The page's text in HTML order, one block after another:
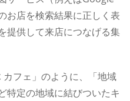
お店を検索結果に正しく表
提供して来店につなげる集
フェ」のように、「地域
特定の地域に結びついたキ